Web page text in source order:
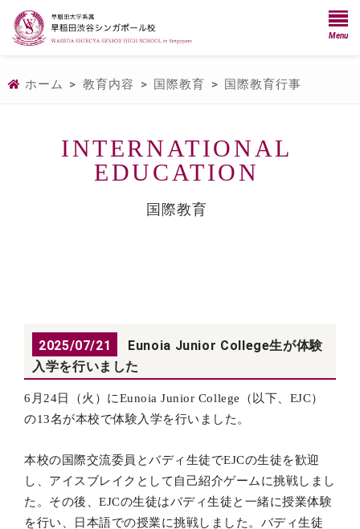
Menu
ホーム >教育内容 > 国際教育 > 国際教育行事
INTERNATIONAL
EDUCATION
国際教育
2025/07/21
Eunoia Junior College生が体験
入学を行いました
6 月24日（火）にEunoia Junior College（以下、EJC）
の13名が本校で体験入学を行いました。
本校の国際交流委員とバディ生徒でEJCの生徒を歓迎
し、アイスブレイクとして自己紹介ゲームに挑戦しまし
た。その後、EJCの生徒はバディ生徒と一緒に授業体験
を行い、日本語での授業に挑戦しました。バディ生徒